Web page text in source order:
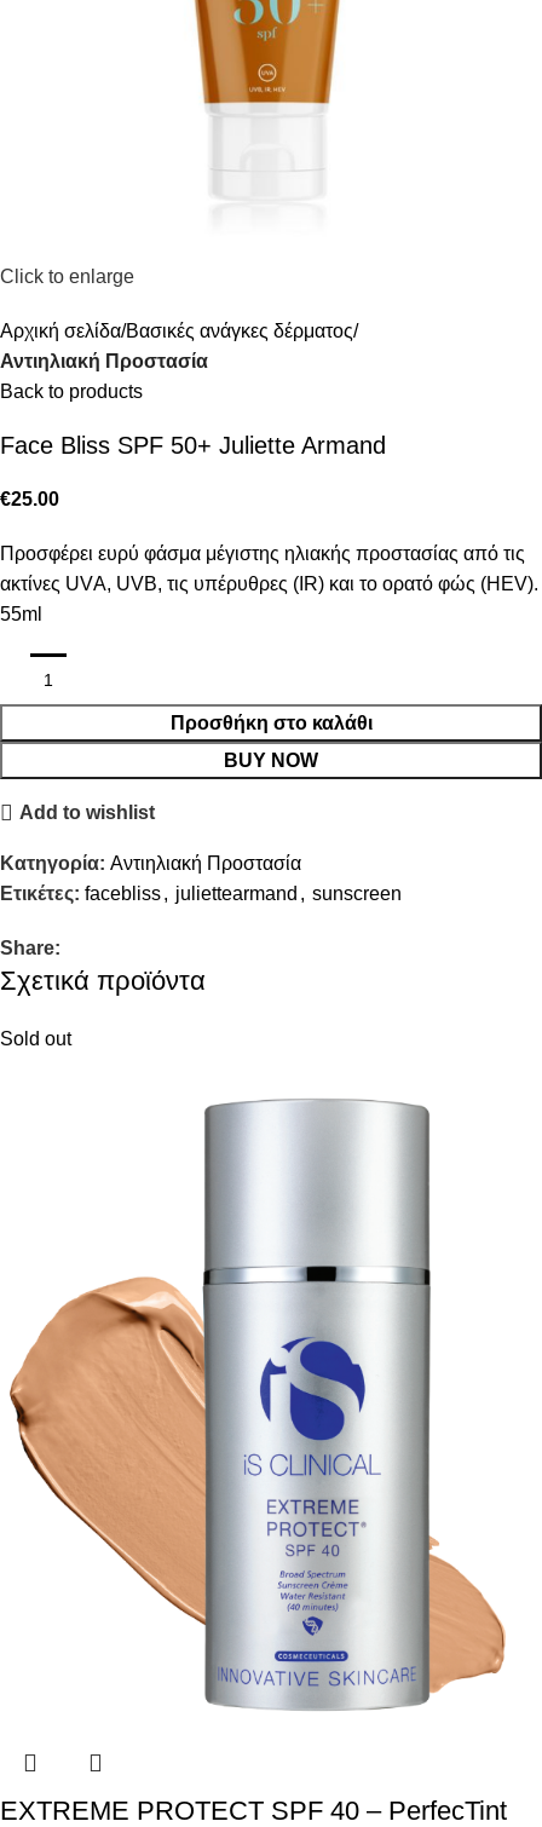
Click to enlarge
Αρχική σελίδα Βασικές ανάγκες δέρματος
Αντιηλιακή Προστασία
Back to products
Face Bliss SPF 50+ Juliette Armand
€25.00
Προσφέρει ευρύ φάσμα μέγιστης ηλιακής προστασίας από τις
ακτίνες UVΑ, UVB, τις υπέρυθρες (IR) και το ορατό φώς (HEV).
55ml
Προσθήκη στο καλάθι
BUY NOW
Add to wishlist
Κατηγορία: Αντιηλιακή Προστασία
Ετικέτες: facebliss, juliettearmand , sunscreen
Share:
Σχετικά προϊόντα
Sold out
EXTREME PROTECT SPF 40 – PerfecTint